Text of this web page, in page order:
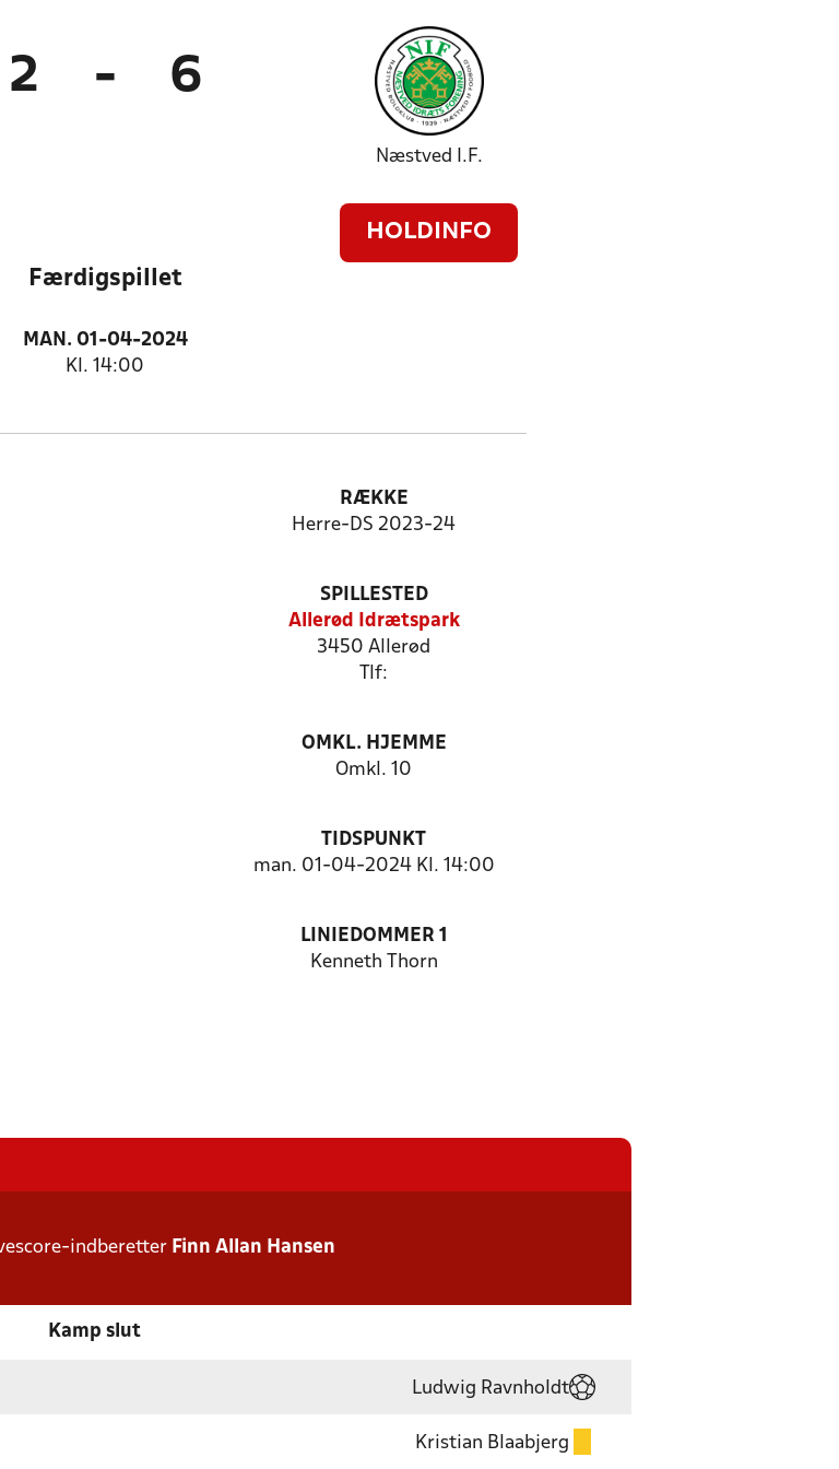
2 - 6
Næstved I.F.
HOLDINFO
Færdigspillet
MAN. 01-04-2024
Kl. 14:00
RÆKKE
Herre-DS 2023-24
SPILLESTED
Allerød Idrætspark
3450 Allerød
Tlf:
OMKL. HJEMME
Omkl. 10
TIDSPUNKT
man. 01-04-2024 Kl. 14:00
LINIEDOMMER 1
Kenneth Thorn
indberetter Finn Allan Hansen
Kamp slut
Ludwig Ravnholdt
Kristian Blaabjerg